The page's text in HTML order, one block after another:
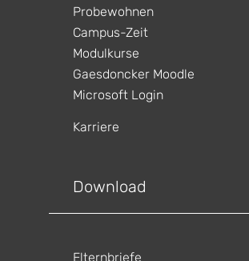
Probewohnen
Campus-Zeit
Modulkurse
Gaesdoncker Moodle
Microsoft Login
Karriere
Download
Elternbriefe